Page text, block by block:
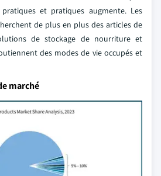
et pratiques augmente. Les
de plus en plus des articles de
de stockage de nourriture et
des modes de vie occupés et
marché